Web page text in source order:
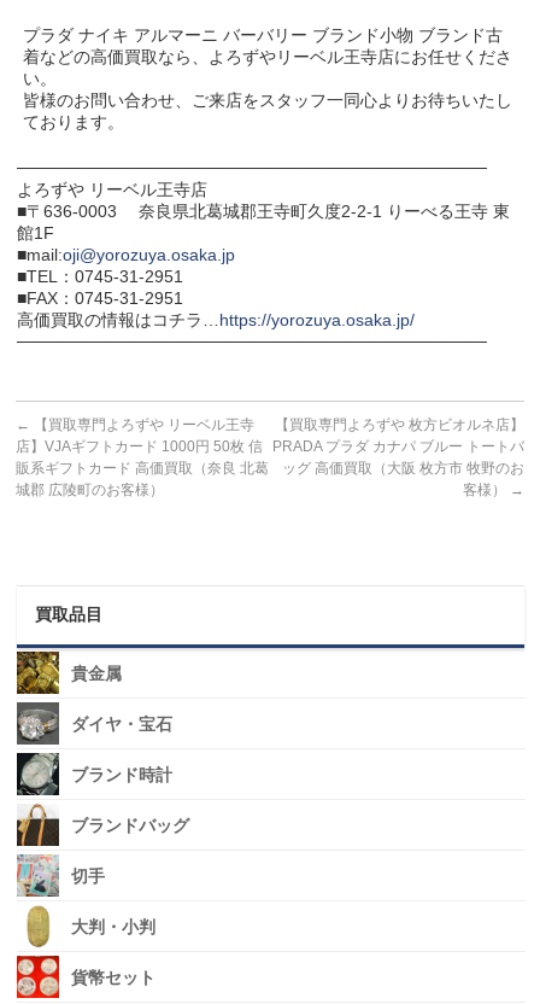
プラダ ナイキ アルマーニ バーバリー ブランド小物 ブランド古
着などの高価買取なら、よろずやリーベル王寺店にお任せくださ
い。
皆様のお問い合わせ、ご来店をスタッフ一同心よりお待ちいたし
ております。
───────────────────────────────────────
よろずや リーベル王寺店
■〒636-0003 奈良県北葛城郡王寺町久度2-2-1 りーべる王寺 東
館1F
■mail:oji@yorozuya.osaka.jp
■TEL：0745-31-2951
■FAX：0745-31-2951
高価買取の情報はコチラ… https://yorozuya.osaka.jp/
───────────────────────────────────────
←
【買取専門よろずや リーベル王寺
店】VJAギフトカード 1000円 50枚 信
販系ギフトカード 高価買取（奈良 北葛
城郡 広陵町のお客様）
【買取専門よろずや 枚方ビオルネ店】
PRADA プラダ カナパ ブルー トートバ
ッグ 高価買取（大阪 枚方市 牧野のお
客様）
→
買取品目
貴金属
ダイヤ・宝石
ブランド時計
ブランドバッグ
切手
大判・小判
貨幣セット